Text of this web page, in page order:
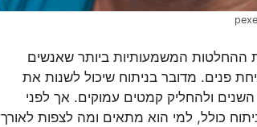
ההחלטות המשמעותיות ביותר שאנשים
פנים. מדובר בניתוח שיכול לשנות את
ולהחליק קמטים עמוקים. אך לפני
כולל, למי הוא מתאים ומה לצפות לאורך